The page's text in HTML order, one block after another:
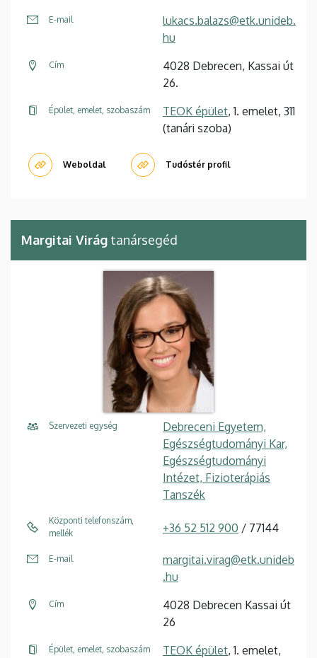
E-mail
lukacs.balazs@etk.unideb.
hu
Cím
4028 Debrecen, Kassai út
26.
Épület, emelet, szobaszám TEOK épület, 1. emelet, 311
(tanári szoba)
Weboldal Tudóstér profil
Margitai Virág tanársegéd
Szervezeti egység
Debreceni Egyetem,
Egészségtudományi Kar,
Egészségtudományi
Intézet, Fizioterápiás
Tanszék
Központi telefonszám,
mellék
+36 52 512 900 / 77144
E-mail
margitai.virag@etk.unideb
.hu
Cím
4028 Debrecen Kassai út
26
Épület, emelet, szobaszám TEOK épület, 1. emelet,